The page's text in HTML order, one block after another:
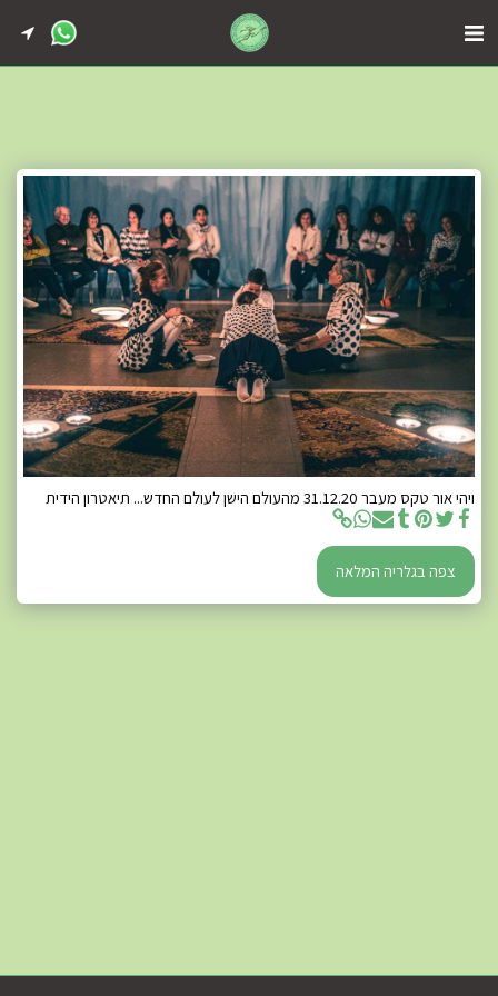
ויהי אור טקס מעבר 31.12.20 מהעולם הישן לעולם החדש... תיאטרון הידית
צפה בגלריה המלאה